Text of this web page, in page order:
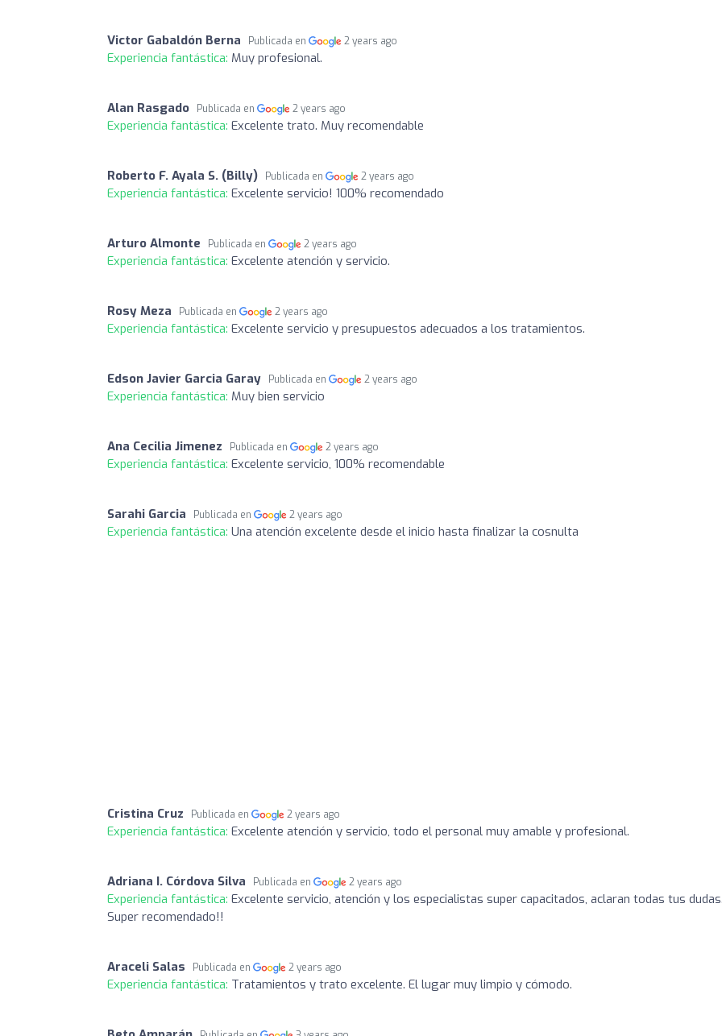
Victor Gabaldón Berna Publicada en 2 years ago
Experiencia fantástica: Muy profesional.
Alan Rasgado Publicada en 2 years ago
Experiencia fantástica: Excelente trato. Muy recomendable
Roberto F. Ayala S. (Billy) Publicada en 2 years ago
Experiencia fantástica: Excelente servicio! 100% recomendado
Arturo Almonte Publicada en 2 years ago
Experiencia fantástica: Excelente atención y servicio.
Rosy Meza Publicada en 2 years ago
Experiencia fantástica: Excelente servicio y presupuestos adecuados a los tratamientos.
Edson Javier Garcia Garay Publicada en 2 years ago
Experiencia fantástica: Muy bien servicio
Ana Cecilia Jimenez Publicada en 2 years ago
Experiencia fantástica: Excelente servicio, 100% recomendable
Sarahi Garcia Publicada en 2 years ago
Experiencia fantástica: Una atención excelente desde el inicio hasta finalizar la cosnulta
Cristina Cruz Publicada en 2 years ago
Experiencia fantástica: Excelente atención y servicio, todo el personal muy amable y profesional.
Adriana I. Córdova Silva Publicada en 2 years ago
Experiencia fantástica: Excelente servicio, atención y los especialistas super capacitados, aclaran todas tus dudas.
Super recomendado!!
Araceli Salas Publicada en 2 years ago
Experiencia fantástica: Tratamientos y trato excelente. El lugar muy limpio y cómodo.